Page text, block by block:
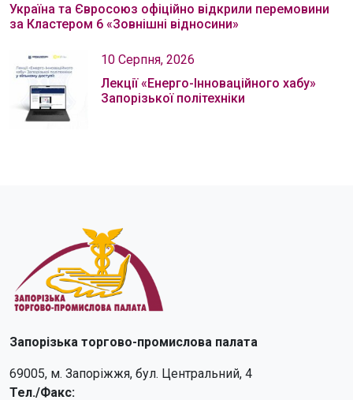
Україна та Євросоюз офіційно відкрили перемовини
за Кластером 6 «Зовнішні відносини»
10 Серпня, 2026
Лекції «Енерго-Інноваційного хабу»
Запорізької політехніки
Запорізька торгово-промислова палата
69005, м. Запоріжжя, бул. Центральний, 4
Тел./Факс: